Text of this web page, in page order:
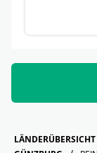
LÄNDERÜBERSICHT